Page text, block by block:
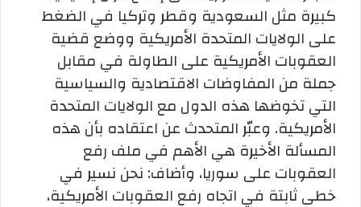
كبيرة مثل السعودية وقطر وتركيا في الضغط
على الولايات المتحدة الأمريكية ووضع قضية
العقوبات الأمريكية على الطاولة في مقابل
جملة من المفاوضات الاقتصادية والسياسية
التي تخوضها هذه الدول مع الولايات المتحدة
الأمريكية. وعبّر المتحدث عن اعتقاده بأن هذه
المسألة الأخيرة هي الأهم في ملف رفع
العقوبات على سوريا، وأضاف: نحن نسير في
خطى ثابتة في اتجاه رفع العقوبات الأمريكية،